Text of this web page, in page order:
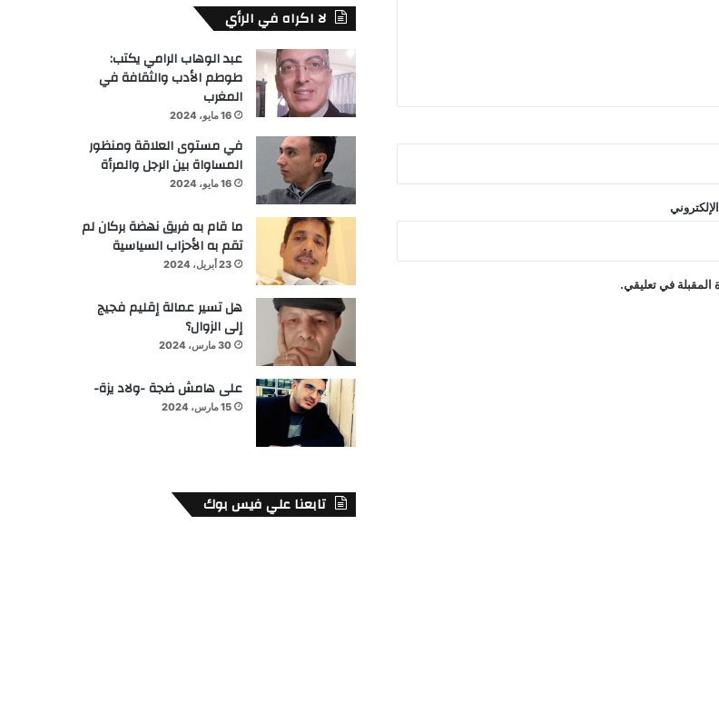
المقبلة في تعليقي.
لا اكراه في الرأي
عبد الوهاب الرامي يكتب:
طوطم الأدب والثقافة في
المغرب
16 مايو، 2024
في مستوى العلاقة ومنظور
المساواة بين الرجل والمرأة
16 مايو، 2024
ما قام به فريق نهضة بركان لم
تقم به الأحزاب السياسية
23 أبريل، 2024
هل تسير عمالة إقليم فجيج
إلى الزوال؟
30 مارس، 2024
على هامش ضجة -ولاد يزة-
15 مارس، 2024
تابعنا علي فيس بوك